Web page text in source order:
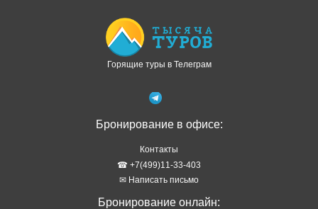
Горящие туры в Телеграм
Бронирование в офисе:
Контакты
☎ +7(499)11-33-403
✉ Написать письмо
Бронирование онлайн: